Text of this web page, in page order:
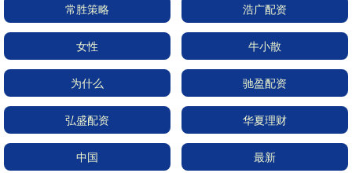
常胜策略 浩广配资
女性 牛小散
为什么 驰盈配资
弘盛配资 华夏理财
中国 最新